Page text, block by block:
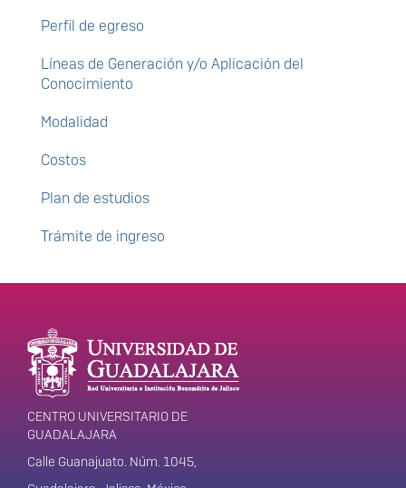
Perfil de egreso
Líneas de Generación y/o Aplicación del
Conocimiento
Modalidad
Costos
Plan de estudios
Trámite de ingreso
Enlaces de interés
Información del
portal
CENTRO UNIVERSITARIO DE
GUADALAJARA
Calle Guanajuato. Núm. 1045,